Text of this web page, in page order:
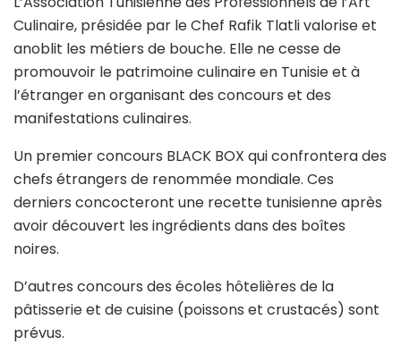
Culinaire, présidée par le Chef Rafik Tlatli valorise et
anoblit les métiers de bouche. Elle ne cesse de
promouvoir le patrimoine culinaire en Tunisie et à
l’étranger en organisant des concours et des
manifestations culinaires.
Un premier concours BLACK BOX qui confrontera des
chefs étrangers de renommée mondiale. Ces
derniers concocteront une recette tunisienne après
avoir découvert les ingrédients dans des boîtes
noires.
D’autres concours des écoles hôtelières de la
pâtisserie et de cuisine (poissons et crustacés) sont
prévus.